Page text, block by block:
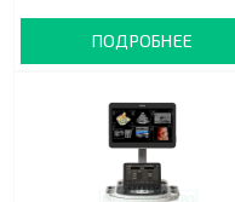
ПОДРОБНЕЕ